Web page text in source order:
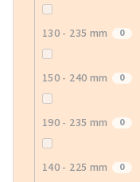
130 - 235 mm 0
150 - 240 mm 0
190 - 235 mm 0
140 - 225 mm 0